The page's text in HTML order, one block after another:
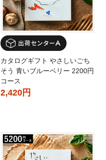
カタログギフト やさしいごち
そう 青いブルーベリー 2200円
コース
2,420円